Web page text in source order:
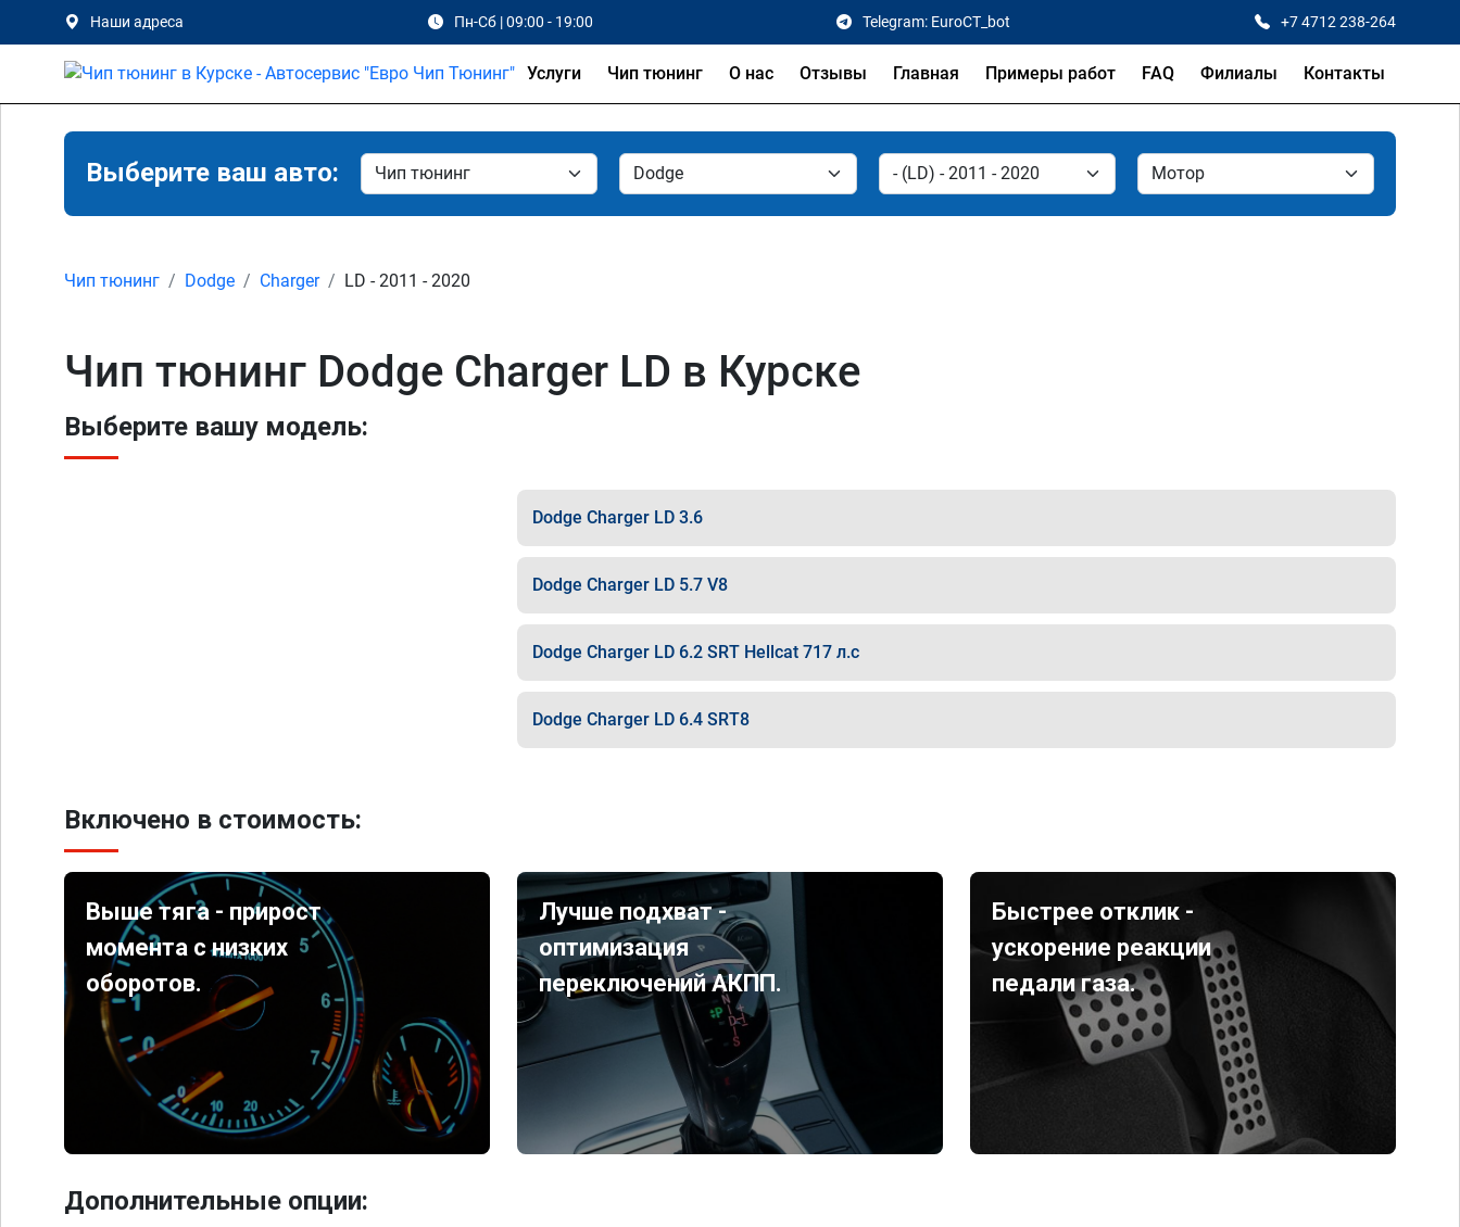
Наши адреса Пн-Сб | 09:00 - 19:00 Telegram: EuroCT_bot +7 4712 238-264
Услуги Чип тюнинг О нас Отзывы Главная Примеры работ FAQ Филиалы Контакты
Выберите ваш авто:
Чип тюнинг Dodge Charger LD - 2011 - 2020
Чип тюнинг Dodge Charger LD в Курске
Выберите вашу модель:
Dodge Charger LD 3.6
Dodge Charger LD 5.7 V8
Dodge Charger LD 6.2 SRT Hellcat 717 л.с
Dodge Charger LD 6.4 SRT8
Включено в стоимость:
Выше тяга - прирост
момента с низких
оборотов.
Лучше подхват -
оптимизация
переключений АКПП.
Быстрее отклик -
ускорение реакции
педали газа.
Дополнительные опции: